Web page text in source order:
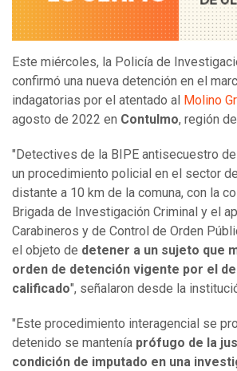
Este miércoles, la Policía de
confirmó una nueva detención en el
indagatorias por el atentado al Molino
agosto de 2022 en Contulmo, región
"Detectives de la BIPE antisecuestro
un procedimiento policial en el sector
distante a 10 km de la comuna, con la
Brigada de Investigación Criminal y el
Carabineros y de Control de Orden
el objeto de detener a un sujeto que
orden de detención vigente por el
calificado", señalaron desde la
"Este procedimiento interagencial se
detenido se mantenía prófugo de la
condición de imputado en una